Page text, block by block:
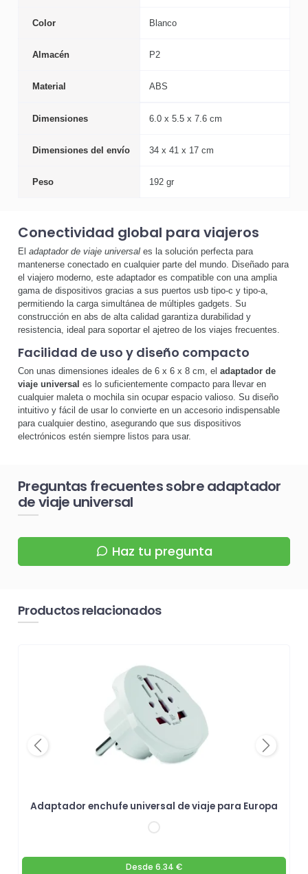
Color Blanco
Almacén P2
Material ABS
Dimensiones 6.0 x 5.5 x 7.6 cm
Dimensiones del envío 34 x 41 x 17 cm
Peso 192 gr
Conectividad global para viajeros
El adaptador de viaje universal es la solución perfecta para
mantenerse conectado en cualquier parte del mundo. Diseñado para
el viajero moderno, este adaptador es compatible con una amplia
gama de dispositivos gracias a sus puertos usb tipo-c y tipo-a,
permitiendo la carga simultánea de múltiples gadgets. Su
construcción en abs de alta calidad garantiza durabilidad y
resistencia, ideal para soportar el ajetreo de los viajes frecuentes.
Facilidad de uso y diseño compacto
Con unas dimensiones ideales de 6 x 6 x 8 cm, el adaptador de
viaje universal es lo suficientemente compacto para llevar en
cualquier maleta o mochila sin ocupar espacio valioso. Su diseño
intuitivo y fácil de usar lo convierte en un accesorio indispensable
para cualquier destino, asegurando que sus dispositivos
electrónicos estén siempre listos para usar.
Preguntas frecuentes sobre adaptador
de viaje universal
Haz tu pregunta
Productos relacionados
Adaptador enchufe universal de viaje para Europa
Desde 6.34 €
Previous Next